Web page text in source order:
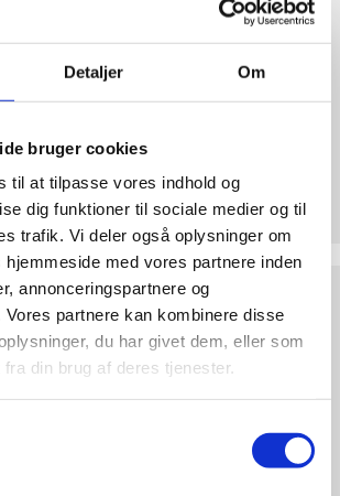
Detaljer Om
bruger cookies
til at tilpasse vores indhold og
dig funktioner til sociale medier og til
trafik. Vi deler også oplysninger om
hjemmeside med vores partnere inden
annonceringspartnere og
Vores partnere kan kombinere disse
du har givet dem, eller som
din brug af deres tjenester.
af Retten til Liv
barn med et medlemskab.